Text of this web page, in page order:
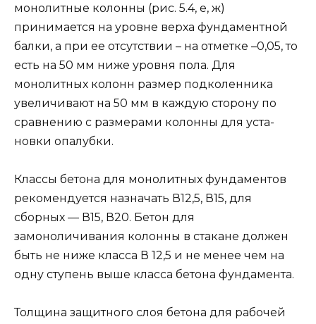
монолит­ные колонны (рис. 5.4, е, ж)
принимается на уровне верха фундаментной
балки, а при ее отсутствии – на отметке –0,05, то
есть на 50 мм ниже уровня пола. Для
монолитных колонн размер подколенника
увеличивают на 50 мм в каж­дую сторону по
сравнению с размерами колонны для уста­
новки опалубки.
Классы бетона для монолитных фундаментов
рекомен­дуется назначать В12,5, В15, для
сборных — В15, В20. Бетон для
замоноличивания колонны в стакане должен
быть не ниже класса В 12,5 и не менее чем на
одну ступень выше класса бетона фундамента.
Толщина защитного слоя бетона для рабочей